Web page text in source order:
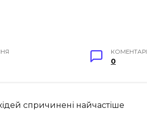
КОМЕНТАРІ
0
спричинені найчастіше